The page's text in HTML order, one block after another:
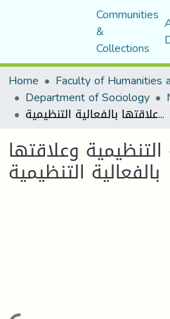
Communities
&
Collections
Home
Department of Sociology
المواطنة التنظيمية وعلاقتها بالفعالية التنظيمية
وعلاقتها
بالفعالية التنظيمية